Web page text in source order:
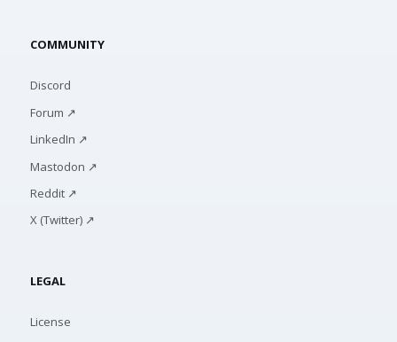
COMMUNITY
Discord
Forum ↗
LinkedIn ↗
Mastodon ↗
Reddit ↗
X (Twitter) ↗
LEGAL
License